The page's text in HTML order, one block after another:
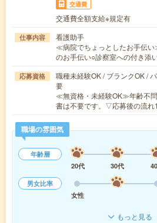
交通費
交通費全額支給※規定有
仕事内容
看護助手
≪病院でちょっとしたお手伝
のお手伝い○診察室への付き添
応募資格
職種未経験OK / ブランクOK /
要
≪無資格・未経験OK≫年齢不
書は不要です。▽応募後の流
職場の雰囲気
年齢層
20代
30代
男女比率
女性
もっと見る